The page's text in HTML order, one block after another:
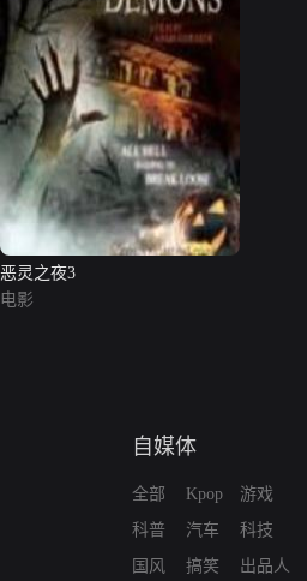
恶灵之夜3
电影
自媒体
全部
科普
国风
Kpop
汽车
搞笑
游戏
科技
出品人